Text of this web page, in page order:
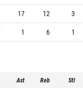
17 12
3
1 6 1
Ast Reb Stl